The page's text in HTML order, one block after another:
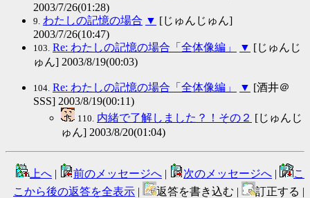
2003/7/26(01:28)
9. わたしの記憶の場合 ▼ [じゅんじゅん]
2003/7/26(10:47)
103. Re: わたしの記憶の場合「全体像編」 ▼ [じゅんじ
ゅん] 2003/8/19(00:03)
104. Re: わたしの記憶の場合「全体像編」 ▼ [酒井＠
SSS] 2003/8/19(00:11)
110. 内緒で了解しました？！その２ [じゅんじ
ゅん] 2003/8/20(01:04)
上へ | 前のメッセージへ | 次のメッセージへ |
こ
こから後の返答を全表示 | 返答を書き込む |
訂正する |